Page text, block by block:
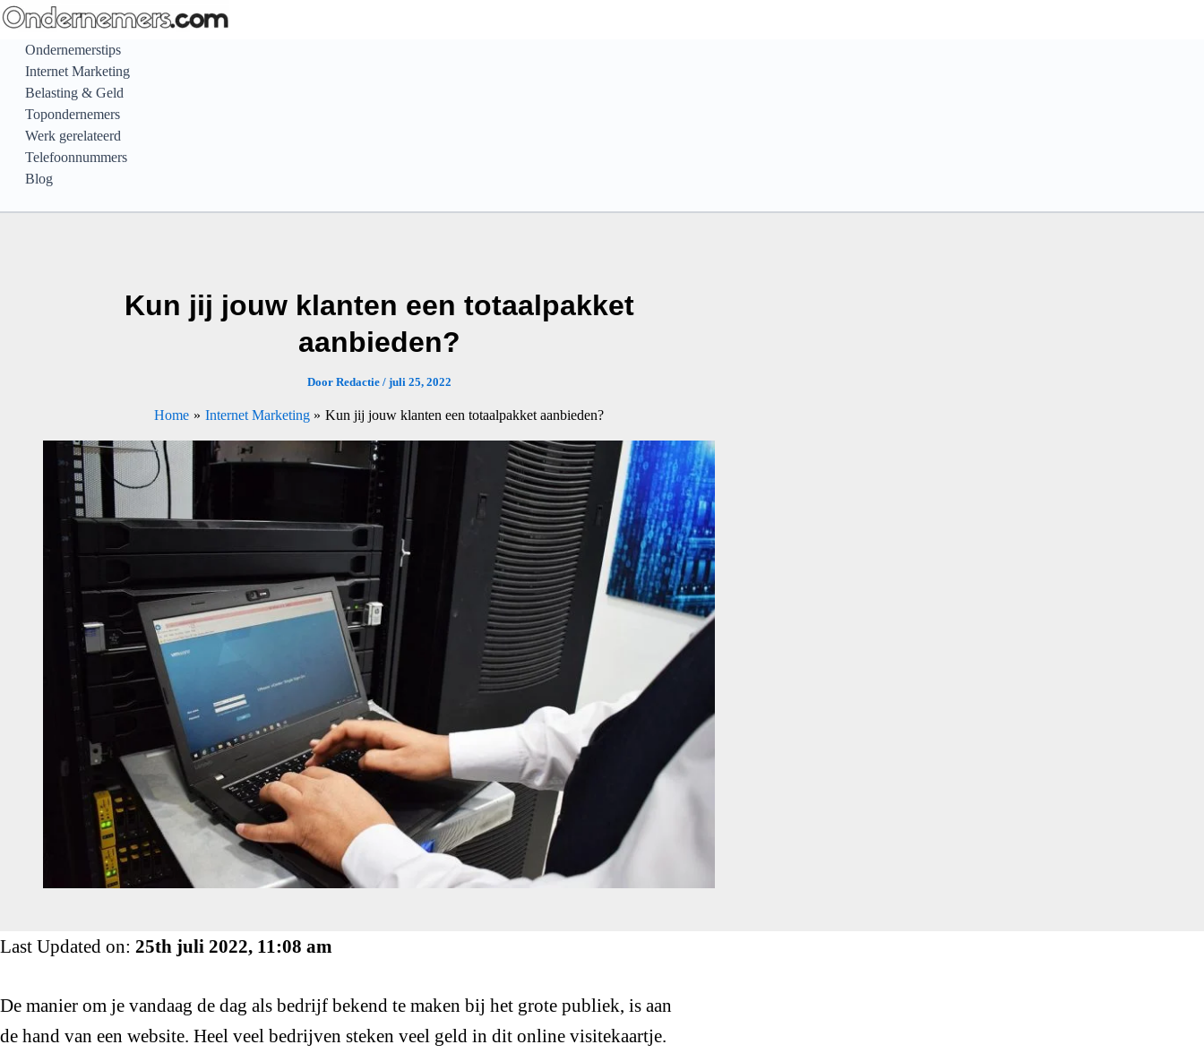
Ga
naar
inhoud
Ondernemerstips
Internet Marketing
Belasting & Geld
Topondernemers
Werk gerelateerd
Telefoonnummers
Blog
Kun jij jouw klanten een totaalpakket
aanbieden?
Door Redactie / juli 25, 2022
Home Internet Marketing Kun jij jouw klanten een totaalpakket aanbieden?
Last Updated on: 25th juli 2022, 11:08 am
De manier om je vandaag de dag als bedrijf bekend te maken bij het grote publiek, is aan
de hand van een website. Heel veel bedrijven steken veel geld in dit online visitekaartje.